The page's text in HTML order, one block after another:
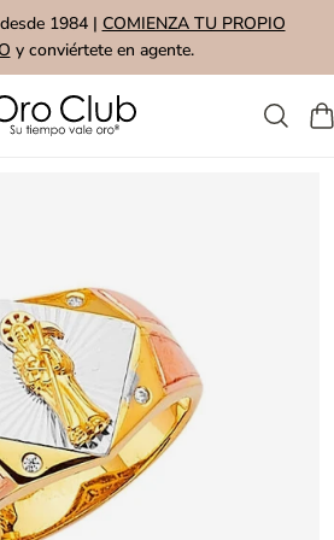
1984 | COMIENZA TU PROPIO
y conviértete en agente.